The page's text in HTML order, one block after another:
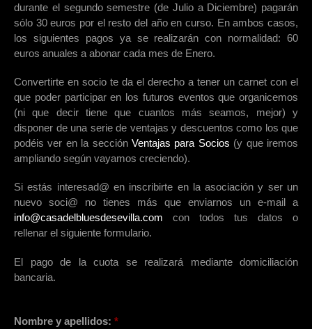
durante el segundo semestre (de Julio a Diciembre) pagarán
sólo 30 euros por el resto del año en curso. En ambos casos,
los siguientes pagos ya se realizarán con normalidad: 60
euros anuales a abonar cada mes de Enero.
Convertirte en socio te da el derecho a tener un carnet con el
que poder participar en los futuros eventos que organicemos
(ni que decir tiene que cuantos más seamos, mejor) y
disponer de una serie de ventajas y descuentos como los que
podéis ver en la sección Ventajas para Socios (y que iremos
ampliando según vayamos creciendo).
Si estás interesad@ en inscribirte en la asociación y ser un
nuevo soci@ no tienes más que enviarnos un e-mail a
info@casadelbluesdesevilla.com con todos tus datos o
rellenar el siguiente formulario.
El pago de la cuota se realizará mediante domiciliación
bancaria.
Nombre y apellidos: *